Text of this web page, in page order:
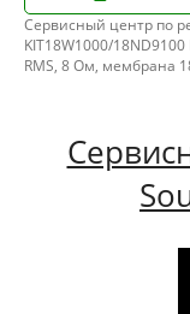
Сервисный центр по
KIT18W1000/
RMS, 8 Ом, мембрана